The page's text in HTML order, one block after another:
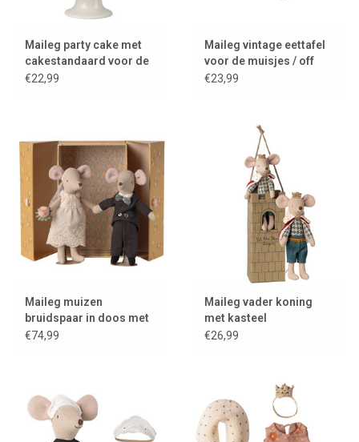
Maileg party cake met
cakestandaard voor de
muisjes
€22,99
Maileg vintage eettafel
voor de muisjes / off
white
€23,99
Maileg muizen
bruidspaar in doos met
2 standaards
€74,99
Maileg vader koning
met kasteel
€26,99